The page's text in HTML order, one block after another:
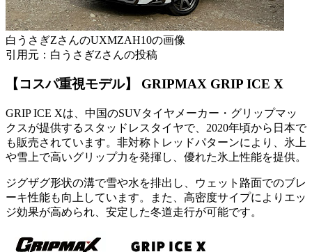
白うさぎZさんのUXMZAH10の画像
引用元：白うさぎZさんの投稿
【コスパ重視モデル】 GRIPMAX GRIP ICE X
GRIP ICE Xは、中国のSUVタイヤメーカー・グリップマッ
クスが提供するスタッドレスタイヤで、2020年頃から日本で
も販売されています。非対称トレッドパターンにより、氷上
や雪上で高いグリップ力を発揮し、優れた氷上性能を提供。
ジグザグ形状の溝で雪や水を排出し、ウェット路面でのブレ
ーキ性能も向上しています。また、高密度サイプによりエッ
ジ効果が高められ、安定した冬道走行が可能です。